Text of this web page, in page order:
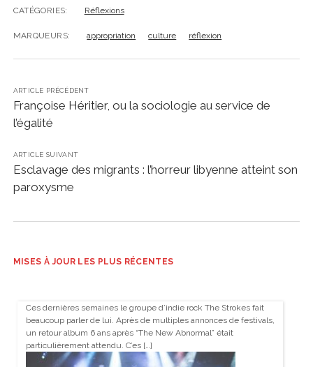
CATÉGORIES: Réflexions
MARQUEURS: appropriation culture réflexion
ARTICLE PRÉCÉDENT
Françoise Héritier, ou la sociologie au service de
l’égalité
ARTICLE SUIVANT
Esclavage des migrants : l’horreur libyenne atteint son
paroxysme
MISES À JOUR LES PLUS RÉCENTES
Ces dernières semaines le groupe d’indie rock The Strokes fait
beaucoup parler de lui. Après de multiples annonces de festivals,
un retour album 6 ans après “The New Abnormal” était
particulièrement attendu. C’es […]